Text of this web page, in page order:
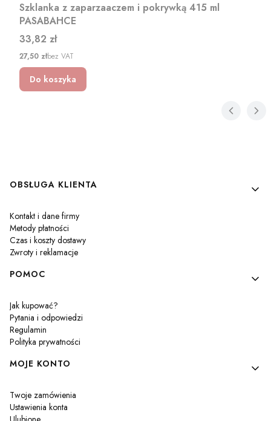
Szklanka z zaparzaaczem i pokrywką 415 ml
PASABAHCE
Cena
33,82 zł
Cena
27,50 złbez VAT
Do koszyka
Linki w stopce
OBSŁUGA KLIENTA
Kontakt i dane firmy
Metody płatności
Czas i koszty dostawy
Zwroty i reklamacje
POMOC
Jak kupować?
Pytania i odpowiedzi
Regulamin
Polityka prywatności
MOJE KONTO
Twoje zamówienia
Ustawienia konta